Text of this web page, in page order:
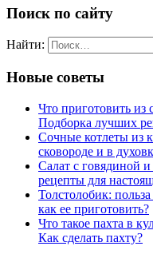
Поиск по сайту
Найти:
Новые советы
Что приготовить из
Подборка лучших
Сочные котлеты из
сковороде и в
Салат с говядиной
рецепты для
Толстолобик:
как ее приготовить?
Что такое пахта в
Как сделать пахту?